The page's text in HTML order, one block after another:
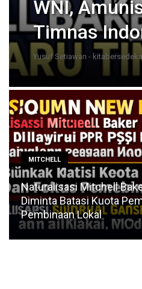
WNI,
Timnas
Yusuf Setiawan -
MITCHELL
Naturalisasi Mitchell
Diminta Batasi Kuota
Pembinaan Lokal